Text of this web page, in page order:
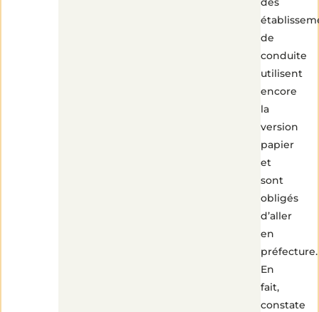
de
conduite
utilisent
encore
la
version
papier
et
sont
obligés
d’aller
en
préfecture.
En
fait,
constate